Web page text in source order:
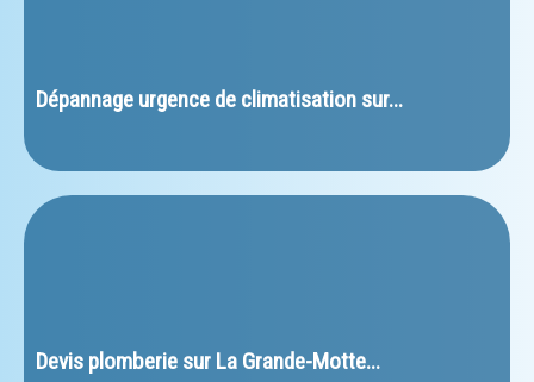
﻿Dépannage urgence de climatisation sur...
﻿Devis plomberie sur La Grande-Motte...